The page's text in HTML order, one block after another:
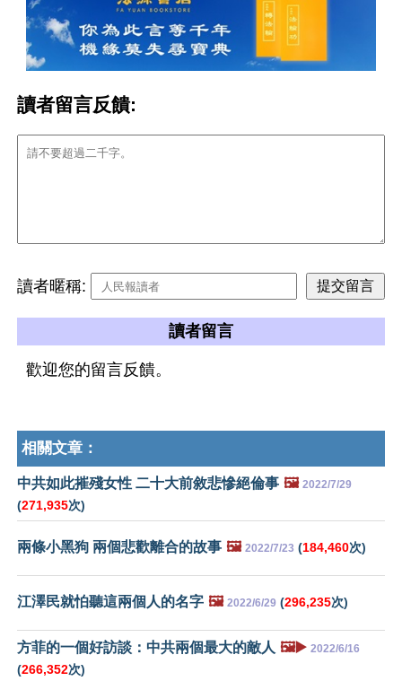
讀者留言反饋:
讀者暱稱:
讀者留言
歡迎您的留言反饋。
相關文章：
中共如此摧殘女性 二十大前敘悲慘絕倫事 🖼️ 2022/7/29
(271,935次)
兩條小黑狗 兩個悲歡離合的故事 🖼️ 2022/7/23 (184,460次)
江澤民就怕聽這兩個人的名字 🖼️ 2022/6/29 (296,235次)
方菲的一個好訪談：中共兩個最大的敵人 🖼️▶️ 2022/6/16
(266,352次)